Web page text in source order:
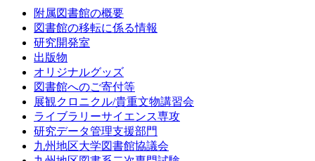
附属図書館の概要
図書館の移転に係る情報
研究開発室
出版物
オリジナルグッズ
図書館へのご寄付等
展観クロニクル/貴重文物講習会
ライブラリーサイエンス専攻
研究データ管理支援部門
九州地区大学図書館協議会